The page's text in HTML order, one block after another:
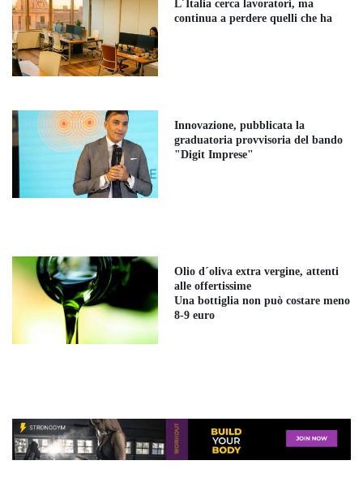
L´Italia cerca lavoratori, ma
continua a perdere quelli che ha
Innovazione, pubblicata la
graduatoria provvisoria del bando
"Digit Imprese"
Olio d´oliva extra vergine, attenti
alle offertissime
Una bottiglia non può costare meno
8-9 euro